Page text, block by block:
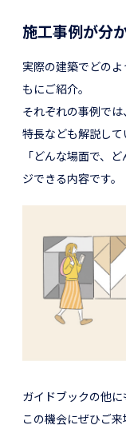
施工事例が分
実際の建築でどの
もにご紹介。
それぞれの事例で
特長なども解説して
「どんな場面で、
ジできる内容です。
ガイドブックの他に
この機会にぜひご来